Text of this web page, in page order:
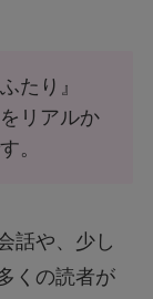
たり』
リアルか
。
話や、少し
くの読者が